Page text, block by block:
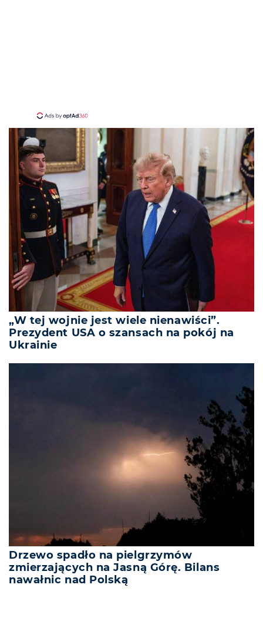
„W tej wojnie jest wiele nienawiści”.
Prezydent USA o szansach na pokój na
Ukrainie
Drzewo spadło na pielgrzymów
zmierzających na Jasną Górę. Bilans
nawałnic nad Polską